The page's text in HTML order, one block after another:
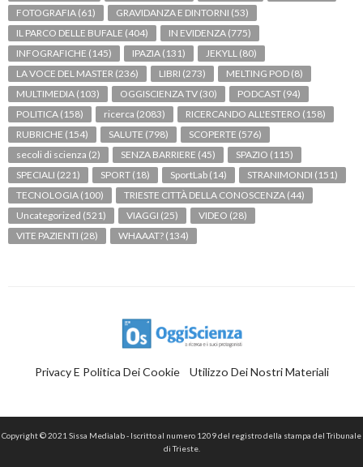
FOTOGRAFIA (61) GRAVIDANZA E DINTORNI (53)
IL PARCO DELLE BUFALE (404) IN EVIDENZA (775)
INFOGRAFICHE (145) IPAZIA (131) JEKYLL (80)
LA VOCE DEL MASTER (236) LIBRI (273) MELTING POD (8)
MULTIMEDIA (103) OGGISCIENZA TV (30) PODCAST (94)
POLITICA (158) ricerca (2083) RICERCANDO ALL'ESTERO (158)
RUBRICHE (154) SALUTE (798) SCOPERTE (576)
secoli di scienza (2) SENZA BARRIERE (45) SPAZIO (115)
SPECIALI (221) SPORT (18) SportLab (14) STRANIMONDI (151)
TECNOLOGIA (100) TRIESTE CITTÀ DELLA CONOSCENZA (44)
Uncategorized (521) VIAGGI (25) VIDEO (28)
VITE PAZIENTI (28) WHAAAT? (134)
Privacy E Politica Dei Cookie Utilizzo Dei Nostri Materiali
Copyright © 2021 Sissa Medialab - Iscritto al numero 1209 del registro della stampa del Tribunale
di Trieste.